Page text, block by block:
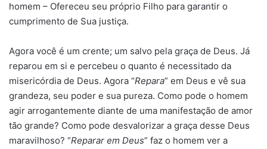
homem – Ofereceu seu próprio Filho para garantir o
cumprimento de Sua justiça.
Agora você é um crente; um salvo pela graça de Deus. Já
reparou em si e percebeu o quanto é necessitado da
misericórdia de Deus. Agora “Repara” em Deus e vê sua
grandeza, seu poder e sua pureza. Como pode o homem
agir arrogantemente diante de uma manifestação de amor
tão grande? Como pode desvalorizar a graça desse Deus
maravilhoso? “Reparar em Deus” faz o homem ver a